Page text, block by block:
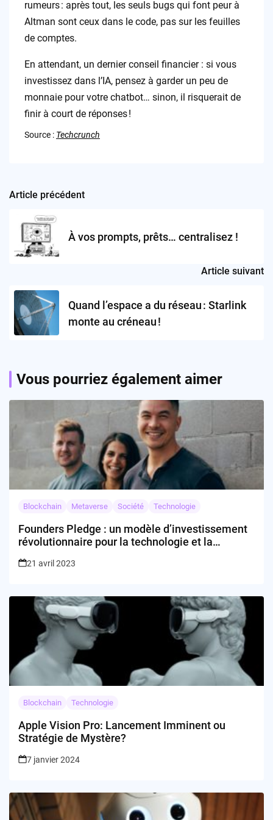
rumeurs : après tout, les seuls bugs qui font peur à
Altman sont ceux dans le code, pas sur les feuilles
de comptes.
En attendant, un dernier conseil financier : si vous
investissez dans l’IA, pensez à garder un peu de
monnaie pour votre chatbot… sinon, il risquerait de
finir à court de réponses !
Source : Techcrunch
Post
navigation
Article précédent
À vos prompts, prêts… centralisez !
Article suivant
Quand l’espace a du réseau : Starlink
monte au créneau !
Vous pourriez également aimer
Blockchain Metaverse Société Technologie
Founders Pledge : un modèle d’investissement
révolutionnaire pour la technologie et la
21 avril 2023
Blockchain Technologie
Apple Vision Pro: Lancement Imminent ou
Stratégie de Mystère?
7 janvier 2024